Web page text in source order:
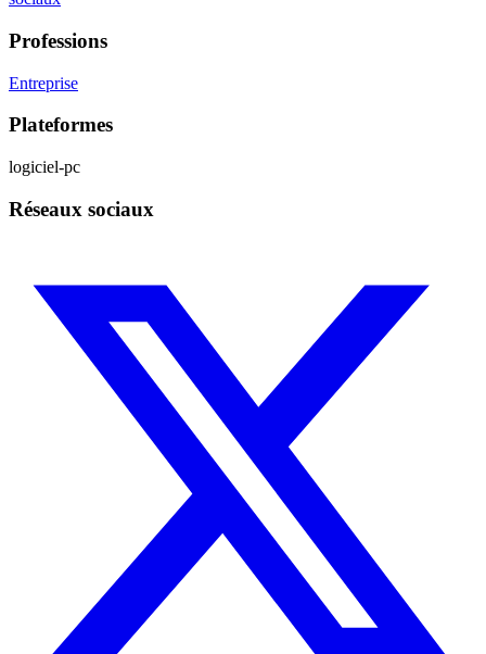
Professions
Entreprise
Plateformes
logiciel-pc
Réseaux sociaux